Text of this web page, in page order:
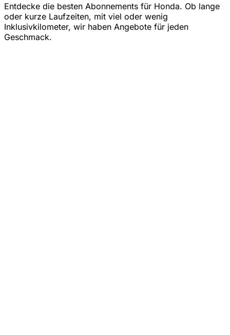
Entdecke die besten Abonnements für Honda. Ob lange
oder kurze Laufzeiten, mit viel oder wenig
Inklusivkilometer, wir haben Angebote für jeden
Geschmack.